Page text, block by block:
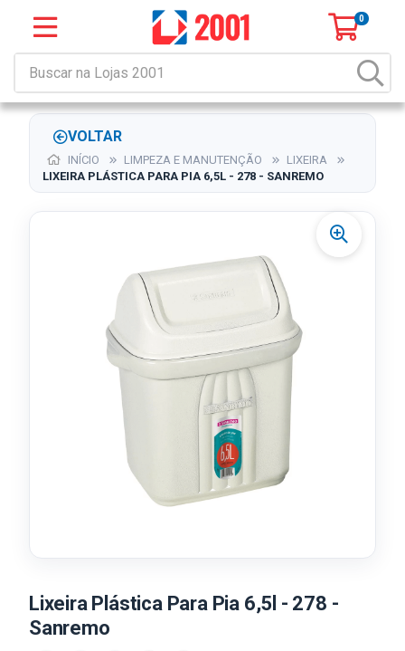
0
VOLTAR
INÍCIO LIMPEZA E MANUTENÇÃO
LIXEIRA
LIXEIRA PLÁSTICA PARA PIA 6,5L - 278 - SANREMO
Lixeira Plástica Para Pia 6,5l - 278 -
Sanremo